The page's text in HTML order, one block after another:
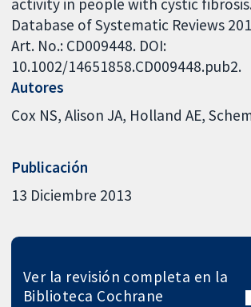
Database of Systematic Reviews
Art. No.: CD009448. DOI:
10.1002/14651858.CD009448.pub2.
Autores
Cox NS Alison JA Holland AE
Publicación
13 Diciembre 2013
Ver la revisión completa en la
Biblioteca Cochrane